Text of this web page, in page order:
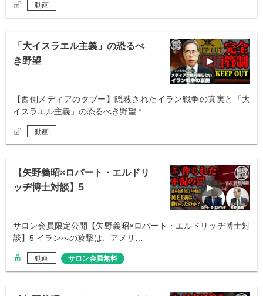
動画
「大イスラエル主義」の恐るべ
き野望
【西側メディアのタブー】隠蔽されたイラン戦争の真実と「大
イスラエル主義」の恐るべき野望 *…
動画
【矢野義昭×ロバート・エルドリ
ッヂ博士対談】5
サロン会員限定公開【矢野義昭×ロバート・エルドリッヂ博士対
談】5 イランへの攻撃は、アメリ…
動画 サロン会員無料